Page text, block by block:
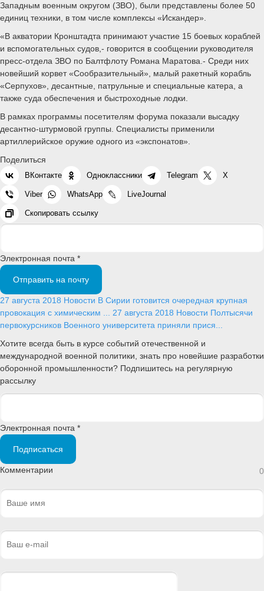
Западным военным округом (ЗВО), были представлены более 50
единиц техники, в том числе комплексы «Искандер».
«В акватории Кронштадта принимают участие 15 боевых кораблей
и вспомогательных судов,- говорится в сообщении руководителя
пресс-отдела ЗВО по Балтфлоту Романа Маратова.- Среди них
новейший корвет «Сообразительный», малый ракетный корабль
«Серпухов», десантные, патрульные и специальные катера, а
также суда обеспечения и быстроходные лодки.
В рамках программы посетителям форума показали высадку
десантно-штурмовой группы. Специалисты применили
артиллерийское оружие одного из «экспонатов».
Поделиться
ВКонтакте Одноклассники Telegram X
Viber WhatsApp LiveJournal
Скопировать ссылку
Электронная почта *
Отправить на почту
27 августа 2018 Новости В Сирии готовится очередная крупная
провокация с химическим ... 27 августа 2018 Новости Полтысячи
первокурсников Военного университета приняли прися...
Хотите всегда быть в курсе событий отечественной и
международной военной политики, знать про новейшие разработки
оборонной промышленности? Подпишитесь на регулярную
рассылку
Электронная почта *
Подписаться
Комментарии 0